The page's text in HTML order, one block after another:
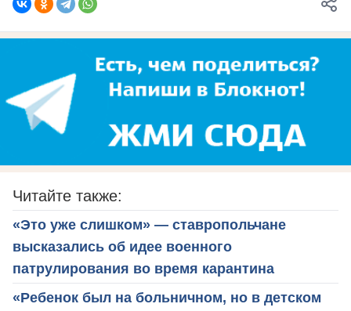
Читайте также:
«Это уже слишком» — ставропольчане
высказались об идее военного
патрулирования во время карантина
«Ребенок был на больничном, но в детском